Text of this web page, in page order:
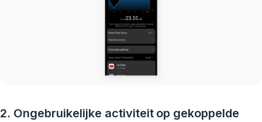
2. Ongebruikelijke activiteit op gekoppelde